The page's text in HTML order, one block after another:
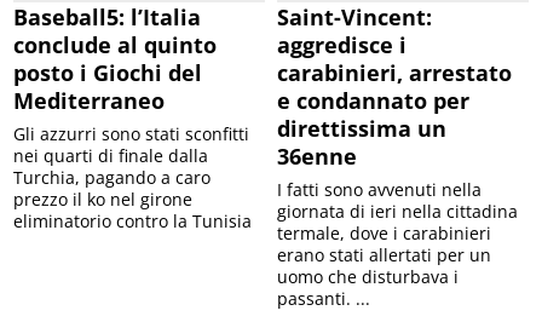
Baseball5: l’Italia
conclude al quinto
posto i Giochi del
Mediterraneo
Gli azzurri sono stati sconfitti
nei quarti di finale dalla
Turchia, pagando a caro
prezzo il ko nel girone
eliminatorio contro la Tunisia
Saint-Vincent:
aggredisce i
carabinieri, arrestato
e condannato per
direttissima un
36enne
I fatti sono avvenuti nella
giornata di ieri nella cittadina
termale, dove i carabinieri
erano stati allertati per un
uomo che disturbava i
passanti. ...